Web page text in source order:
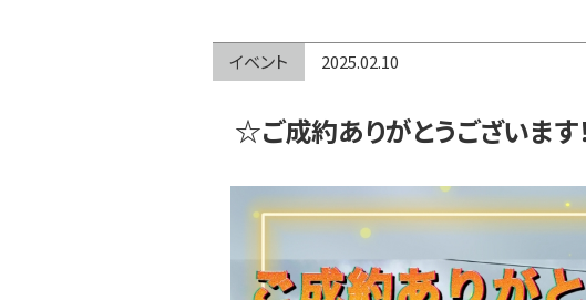
イベント 2025.02.10
☆ご成約ありがとうございま